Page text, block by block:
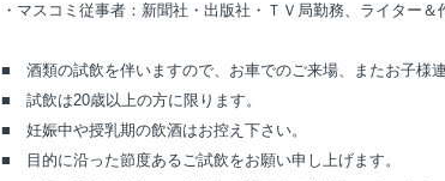
・マスコミ従事者：新聞社・出版社・ＴＶ局勤務、ライター
■ 酒類の試飲を伴いますので、お車でのご来場、またお子様
■ 試飲は20歳以上の方に限ります。
■ 妊娠中や授乳期の飲酒はお控え下さい。
■ 目的に沿った節度あるご試飲をお願い申し上げます。